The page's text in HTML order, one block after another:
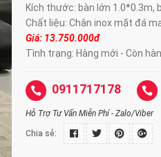
Kích thước: bàn lớn 1.0*0.3m,
Chất liệu: Chân inox mặt đá
Giá: 13.750.000đ
Tình trạng: Hàng mới - Còn
0911717178
Hỗ Trợ Tư Vấn Miễn Phí - Zalo/Viber
Chia sẻ: